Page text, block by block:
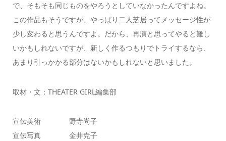
で、そもそも同じものをやろうとしていなかったんですよね。
この作品もそうですが、やっぱり二人芝居ってメッセージ性が
少し変わると思うんですよ。だから、再演と思ってやると難し
いかもしれないですが、新しく作るつもりでトライするなら、
あまり引っかかる部分はないかもしれないと思いました。
取材・文：THEATER GIRL編集部
宣伝美術 野寺尚子
宣伝写真 金井尭子